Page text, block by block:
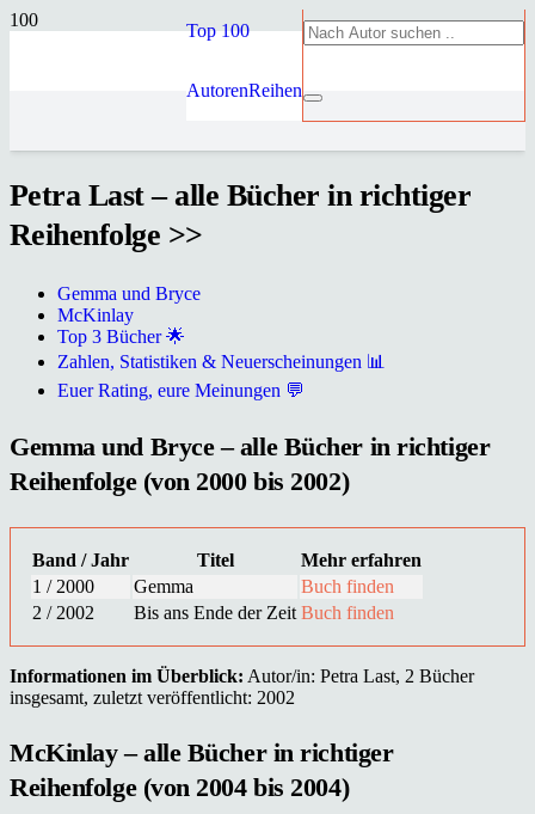
Top 100
AutorenReihen
Petra Last – alle Bücher in richtiger
Reihenfolge >>
Gemma und Bryce
McKinlay
Top 3 Bücher 🌟
Zahlen, Statistiken & Neuerscheinungen 📊
Euer Rating, eure Meinungen 💬
Gemma und Bryce – alle Bücher in richtiger
Reihenfolge (von 2000 bis 2002)
Band / Jahr Titel
Mehr erfahren
1 / 2000
Gemma
Buch finden
2 / 2002
Bis ans Ende der Zeit Buch finden
Informationen im Überblick: Autor/in: Petra Last, 2 Bücher
insgesamt, zuletzt veröffentlicht: 2002
McKinlay – alle Bücher in richtiger
Reihenfolge (von 2004 bis 2004)